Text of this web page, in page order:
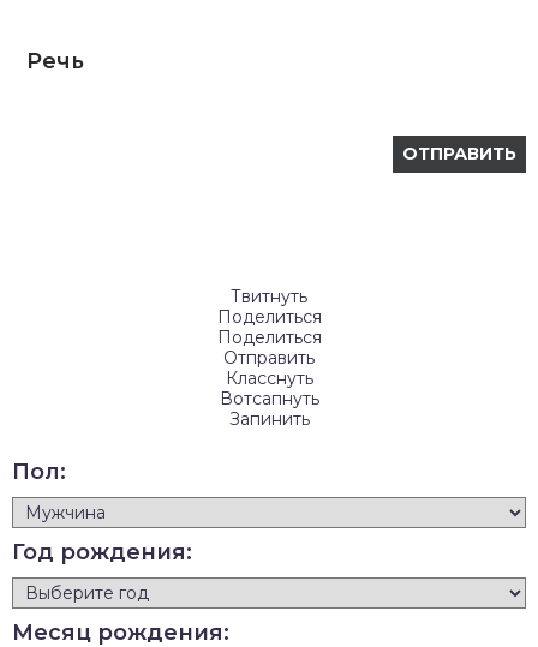
Речь
Твитнуть
Поделиться
Поделиться
Отправить
Класснуть
Вотсапнуть
Запинить
Пол:
Год рождения:
Месяц рождения: